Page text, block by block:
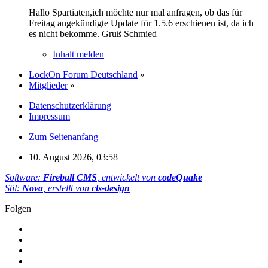
Hallo Spartiaten,ich möchte nur mal anfragen, ob das für
Freitag angekündigte Update für 1.5.6 erschienen ist, da ich
es nicht bekomme. Gruß Schmied
Inhalt melden
LockOn Forum Deutschland »
Mitglieder »
Datenschutzerklärung
Impressum
Zum Seitenanfang
10. August 2026, 03:58
Software: Fireball CMS, entwickelt von codeQuake
Stil: Nova, erstellt von cls-design
Folgen